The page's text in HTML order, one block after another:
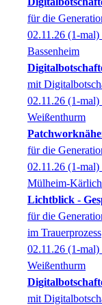
für die
02.11.26 (1-mal)
Bassenheim
mit
02.11.26 (1-mal)
Weißenthurm
für die
02.11.26 (1-mal)
Mülheim-Kärlich
Lichtblick -
für die
im Trauerprozess
02.11.26 (1-mal)
Weißenthurm
mit